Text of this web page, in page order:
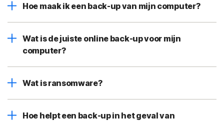
Hoe maak ik een back-up van mijn computer?
Wat is de juiste online back-up voor mijn
computer?
Wat is ransomware?
Hoe helpt een back-up in het geval van